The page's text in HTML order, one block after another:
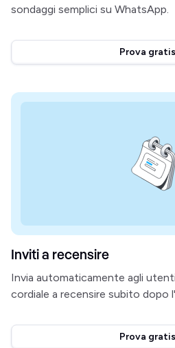
sondaggi semplici su WhatsApp.
Prova gratis
Inviti a recensire
Invia automaticamente agli
cordiale a recensire subito dopo
Prova gratis